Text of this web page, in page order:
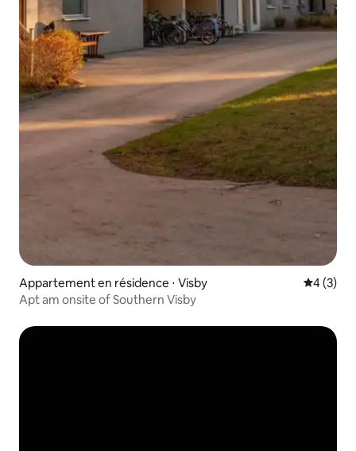
Appartement en résidence ⋅ Visby
4 (3)
Apt am onsite of Southern Visby